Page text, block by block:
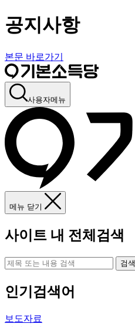
공지사항
본문 바로가기
사용자메뉴
메뉴 닫기
사이트 내 전체검색
검색
인기검색어
보도자료